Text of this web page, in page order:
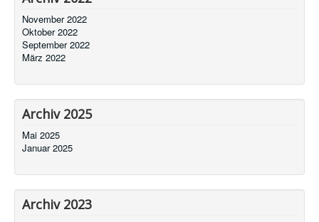
November 2022
Oktober 2022
September 2022
März 2022
Archiv 2025
Mai 2025
Januar 2025
Archiv 2023